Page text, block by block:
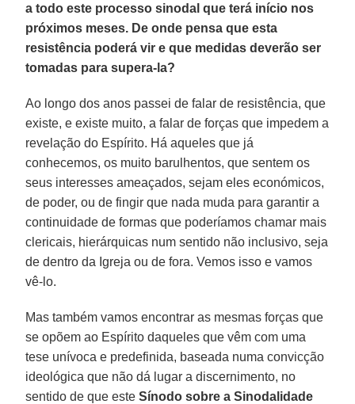
a todo este processo sinodal que terá início nos
próximos meses. De onde pensa que esta
resistência poderá vir e que medidas deverão ser
tomadas para supera-la?
Ao longo dos anos passei de falar de resistência, que
existe, e existe muito, a falar de forças que impedem a
revelação do Espírito. Há aqueles que já
conhecemos, os muito barulhentos, que sentem os
seus interesses ameaçados, sejam eles económicos,
de poder, ou de fingir que nada muda para garantir a
continuidade de formas que poderíamos chamar mais
clericais, hierárquicas num sentido não inclusivo, seja
de dentro da Igreja ou de fora. Vemos isso e vamos
vê-lo.
Mas também vamos encontrar as mesmas forças que
se opõem ao Espírito daqueles que vêm com uma
tese unívoca e predefinida, baseada numa convicção
ideológica que não dá lugar a discernimento, no
sentido de que esteSínodo sobre a Sinodalidade